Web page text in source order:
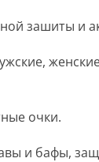
зашиты и
очки.
и бафы,